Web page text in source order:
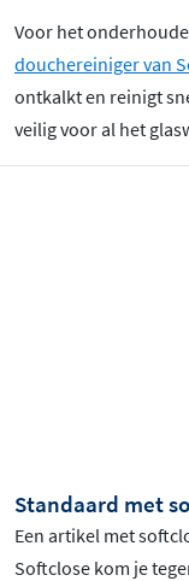
Voor het
douchereiniger van
ontkalkt en reinigt
veilig voor al het
Standaard met
Een artikel met
Softclose kom je